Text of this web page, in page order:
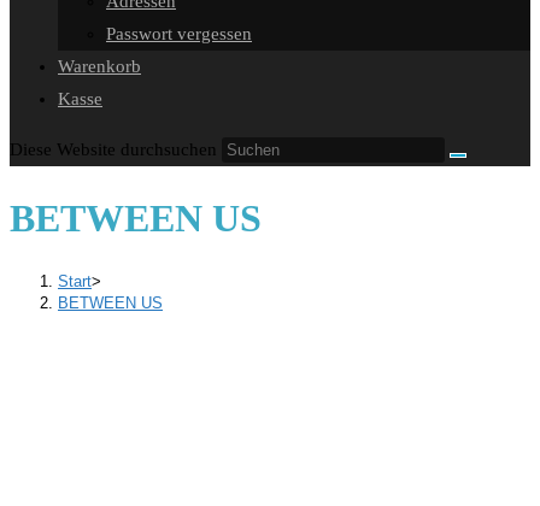
Passwort vergessen
Warenkorb
Kasse
Diese Website durchsuchen
BETWEEN US
Start>
BETWEEN US